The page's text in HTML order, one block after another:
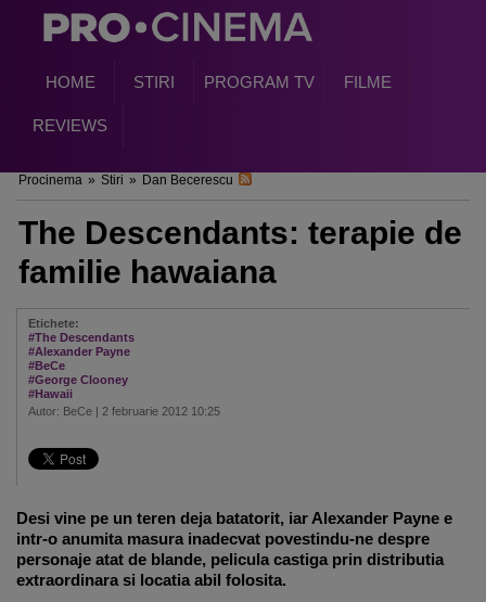
HOME STIRI PROGRAM TV FILME
REVIEWS
Procinema » Stiri » Dan Becerescu
The Descendants: terapie de
familie hawaiana
Etichete:
#The Descendants
#Alexander Payne
#BeCe
#George Clooney
#Hawaii
Autor: BeCe | 2 februarie 2012 10:25
Desi vine pe un teren deja batatorit, iar Alexander Payne e
intr-o anumita masura inadecvat povestindu-ne despre
personaje atat de blande, pelicula castiga prin distributia
extraordinara si locatia abil folosita.